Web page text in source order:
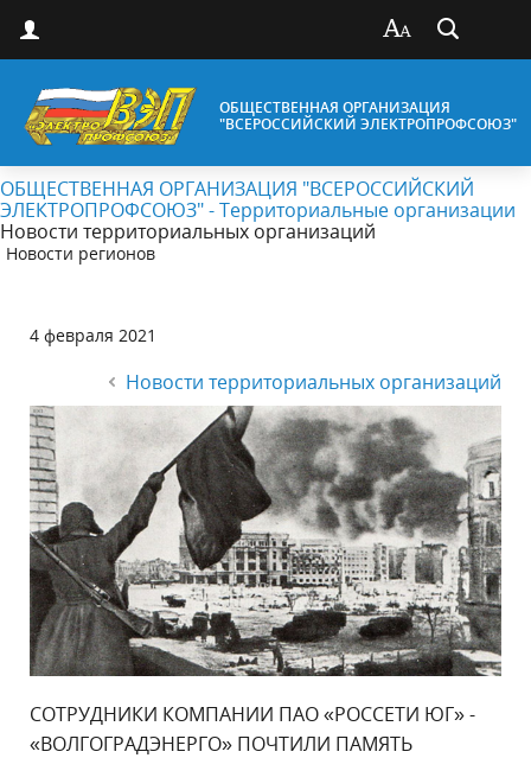
ОБЩЕСТВЕННАЯ ОРГАНИЗАЦИЯ
"ВСЕРОССИЙСКИЙ ЭЛЕКТРОПРОФСОЮЗ"
ОБЩЕСТВЕННАЯ ОРГАНИЗАЦИЯ "ВСЕРОССИЙСКИЙ
ЭЛЕКТРОПРОФСОЮЗ" - Территориальные организации
Новости территориальных организаций
Новости регионов
4 февраля 2021
Новости территориальных организаций
СОТРУДНИКИ КОМПАНИИ ПАО «РОССЕТИ ЮГ» -
«ВОЛГОГРАДЭНЕРГО» ПОЧТИЛИ ПАМЯТЬ